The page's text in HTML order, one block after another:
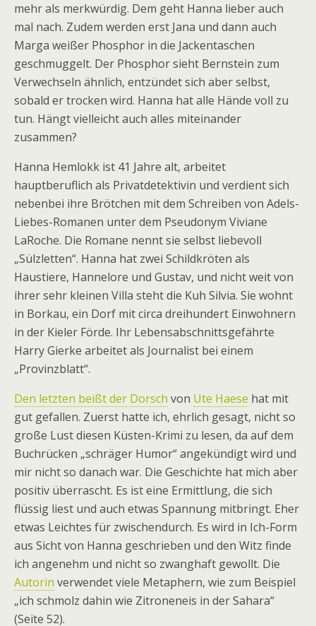
mehr als merkwürdig. Dem geht Hanna lieber auch
mal nach. Zudem werden erst Jana und dann auch
Marga weißer Phosphor in die Jackentaschen
geschmuggelt. Der Phosphor sieht Bernstein zum
Verwechseln ähnlich, entzündet sich aber selbst,
sobald er trocken wird. Hanna hat alle Hände voll zu
tun. Hängt vielleicht auch alles miteinander
zusammen?
Hanna Hemlokk ist 41 Jahre alt, arbeitet
hauptberuflich als Privatdetektivin und verdient sich
nebenbei ihre Brötchen mit dem Schreiben von Adels-
Liebes-Romanen unter dem Pseudonym Viviane
LaRoche. Die Romane nennt sie selbst liebevoll
„Sülzletten“. Hanna hat zwei Schildkröten als
Haustiere, Hannelore und Gustav, und nicht weit von
ihrer sehr kleinen Villa steht die Kuh Silvia. Sie wohnt
in Borkau, ein Dorf mit circa dreihundert Einwohnern
in der Kieler Förde. Ihr Lebensabschnittsgefährte
Harry Gierke arbeitet als Journalist bei einem
„Provinzblatt“.
Den letzten beißt der Dorsch von Ute Haese hat mit
gut gefallen. Zuerst hatte ich, ehrlich gesagt, nicht so
große Lust diesen Küsten-Krimi zu lesen, da auf dem
Buchrücken „schräger Humor“ angekündigt wird und
mir nicht so danach war. Die Geschichte hat mich aber
positiv überrascht. Es ist eine Ermittlung, die sich
flüssig liest und auch etwas Spannung mitbringt. Eher
etwas Leichtes für zwischendurch. Es wird in Ich-Form
aus Sicht von Hanna geschrieben und den Witz finde
ich angenehm und nicht so zwanghaft gewollt. Die
Autorin verwendet viele Metaphern, wie zum Beispiel
„ich schmolz dahin wie Zitroneneis in der Sahara“
(Seite 52).